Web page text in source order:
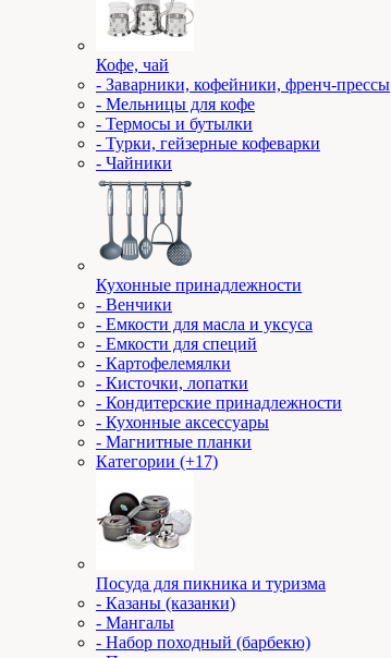
Кофе, чай
- Заварники, кофейники, френч-прессы
- Мельницы для кофе
- Термосы и бутылки
- Турки, гейзерные кофеварки
- Чайники
Кухонные принадлежности
- Венчики
- Емкости для масла и уксуса
- Емкости для специй
- Картофелемялки
- Кисточки, лопатки
- Кондитерские принадлежности
- Кухонные аксессуары
- Магнитные планки
Категории (+17)
Посуда для пикника и туризма
- Казаны (казанки)
- Мангалы
- Набор походный (барбекю)